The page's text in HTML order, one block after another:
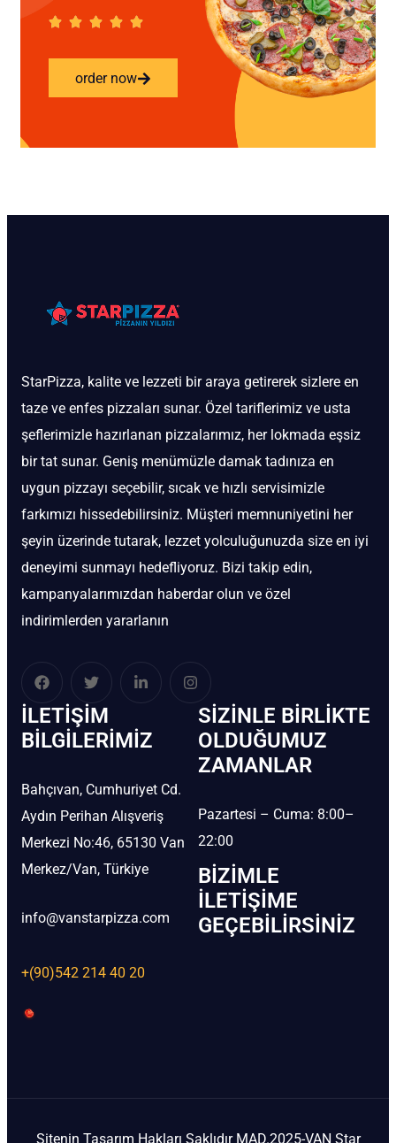
order now
StarPizza, kalite ve lezzeti bir araya getirerek sizlere en
taze ve enfes pizzaları sunar. Özel tariflerimiz ve usta
şeflerimizle hazırlanan pizzalarımız, her lokmada eşsiz
bir tat sunar. Geniş menümüzle damak tadınıza en
uygun pizzayı seçebilir, sıcak ve hızlı servisimizle
farkımızı hissedebilirsiniz. Müşteri memnuniyetini her
şeyin üzerinde tutarak, lezzet yolculuğunuzda size en iyi
deneyimi sunmayı hedefliyoruz. Bizi takip edin,
kampanyalarımızdan haberdar olun ve özel
indirimlerden yararlanın
İLETIŞIM
BİLGILERIMIZ
Bahçıvan, Cumhuriyet Cd.
Aydın Perihan Alışveriş
Merkezi No:46, 65130 Van
Merkez/Van, Türkiye
info@vanstarpizza.com
+(90)542 214 40 20
SIZINLE BIRLIKTE
OLDUĞUMUZ
ZAMANLAR
Pazartesi – Cuma: 8:00–
22:00
BIZIMLE
İLETIŞIME
GEÇEBILIRSINIZ
Sitenin Tasarım Hakları Saklıdır MAD.2025-VAN Star